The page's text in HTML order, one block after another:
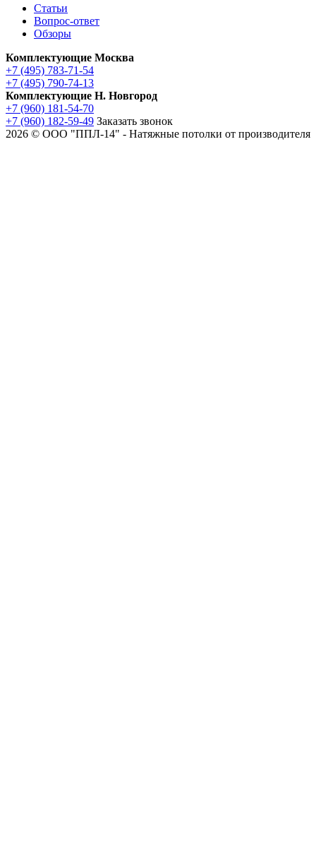
Статьи
Вопрос-ответ
Обзоры
Комплектующие Москва
+7 (495) 783-71-54
+7 (495) 790-74-13
Комплектующие Н. Новгород
+7 (960) 181-54-70
+7 (960) 182-59-49 Заказать звонок
2026 © ООО "ППЛ-14" - Натяжные потолки от производителя